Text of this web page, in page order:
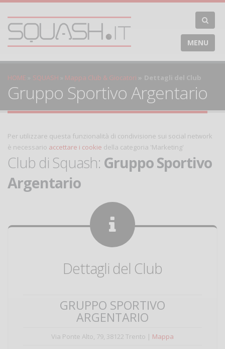
MENU
HOME SQUASH Mappa Club & Giocatori Dettagli del Club
Gruppo Sportivo Argentario
Per utilizzare questa funzionalità di condivisione sui social network
è necessario accettare i cookie della categoria 'Marketing'
Club di Squash: Gruppo Sportivo
Argentario
Dettagli del Club
GRUPPO SPORTIVO
ARGENTARIO
Via Ponte Alto, 79, 38122 Trento | Mappa